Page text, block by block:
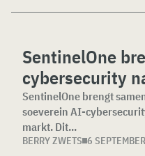
SentinelOne
cybersecurity
SentinelOne brengt
soeverein AI-
markt. Dit...
BERRY ZWETS 6